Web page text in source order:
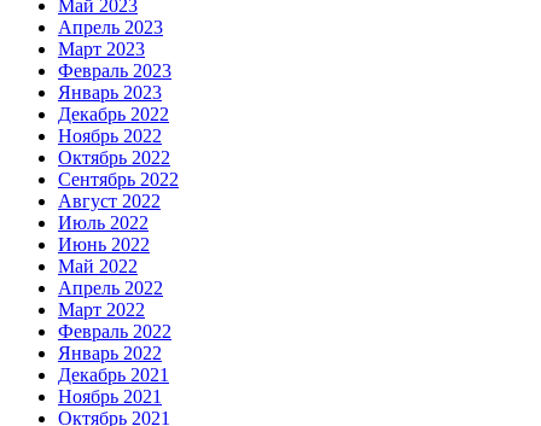
Май 2023
Апрель 2023
Март 2023
Февраль 2023
Январь 2023
Декабрь 2022
Ноябрь 2022
Октябрь 2022
Сентябрь 2022
Август 2022
Июль 2022
Июнь 2022
Май 2022
Апрель 2022
Март 2022
Февраль 2022
Январь 2022
Декабрь 2021
Ноябрь 2021
Октябрь 2021